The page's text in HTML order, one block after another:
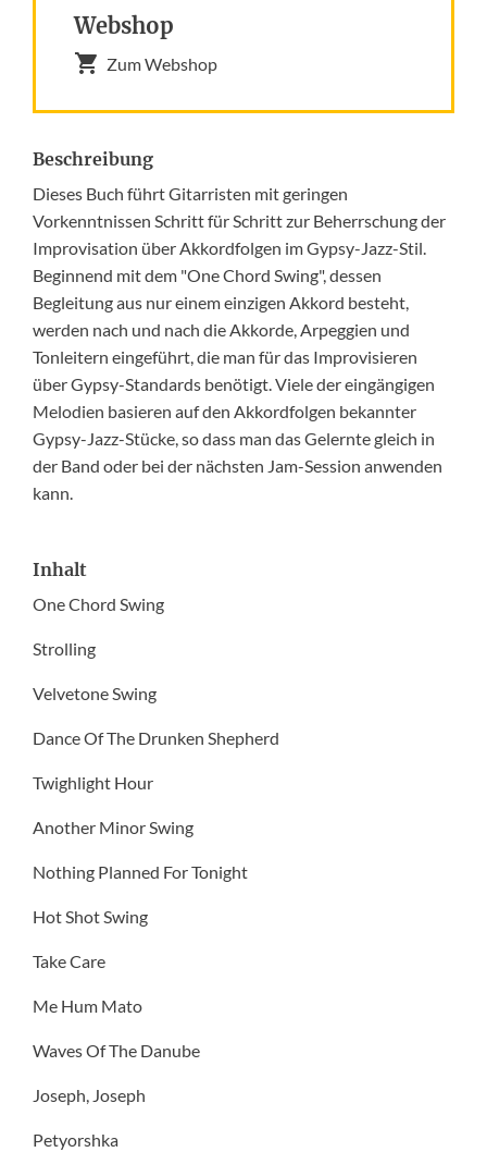
Webshop
Zum Webshop
Beschreibung
Dieses Buch führt Gitarristen mit geringen
Vorkenntnissen Schritt für Schritt zur Beherrschung der
Improvisation über Akkordfolgen im Gypsy-Jazz-Stil.
Beginnend mit dem "One Chord Swing", dessen
Begleitung aus nur einem einzigen Akkord besteht,
werden nach und nach die Akkorde, Arpeggien und
Tonleitern eingeführt, die man für das Improvisieren
über Gypsy-Standards benötigt. Viele der eingängigen
Melodien basieren auf den Akkordfolgen bekannter
Gypsy-Jazz-Stücke, so dass man das Gelernte gleich in
der Band oder bei der nächsten Jam-Session anwenden
kann.
Inhalt
One Chord Swing
Strolling
Velvetone Swing
Dance Of The Drunken Shepherd
Twighlight Hour
Another Minor Swing
Nothing Planned For Tonight
Hot Shot Swing
Take Care
Me Hum Mato
Waves Of The Danube
Joseph, Joseph
Petyorshka